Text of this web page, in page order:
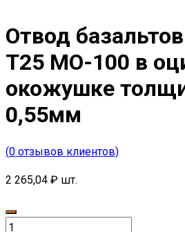
Отвод
T25 MO-100 в
окожушке
0,55мм
(0 отзывов клиентов)
2 265,04 ₽ шт.
Количество